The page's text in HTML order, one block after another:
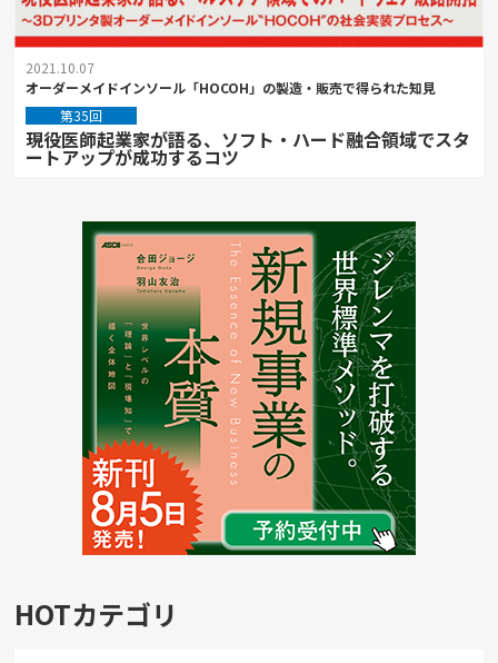
2021.10.07
オーダーメイドインソール「HOCOH」の製造・販売で得られた知見
第35回
現役医師起業家が語る、ソフト・ハード融合領域でスタ
ートアップが成功するコツ
HOTカテゴリ